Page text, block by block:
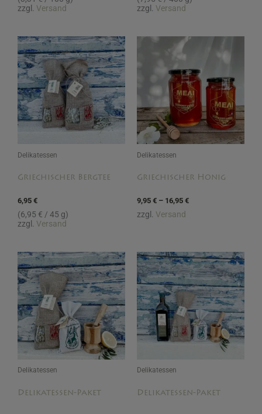
zzgl. Versand
zzgl. Versand
Delikatessen
Griechischer Bergtee
6,95 €
(6,95 € / 45 g)
zzgl. Versand
Delikatessen
Griechischer Honig
9,95 € – 16,95 €
Preisspanne:
16,95 €
zzgl. Versand
Delikatessen
Delikatessen-Paket
Ursprünglicher
Preis
war:
12,00 €
Aktueller
Preis
ist:
10,00 €.
Delikatessen
Delikatessen-Paket
Ursprünglicher
Preis
war:
29,00 €
Aktueller
Preis
ist:
26,00 €.